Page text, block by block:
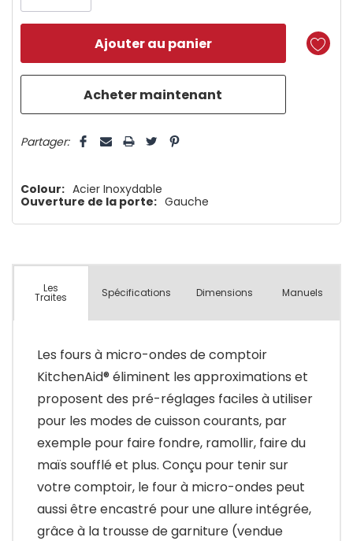
plus
Partager:
Colour: Acier Inoxydable
Ouverture de la porte: Gauche
Les
Traites Spécifications Dimensions Manuels
Les fours à micro-ondes de comptoir
KitchenAid® éliminent les approximations et
proposent des pré-réglages faciles à utiliser
pour les modes de cuisson courants, par
exemple pour faire fondre, ramollir, faire du
maïs soufflé et plus. Conçu pour tenir sur
votre comptoir, le four à micro-ondes peut
aussi être encastré pour une allure intégrée,
grâce à la trousse de garniture (vendue